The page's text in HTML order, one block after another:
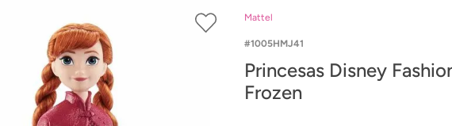
Mattel
1005HMJ41
Princesas Disney
Frozen